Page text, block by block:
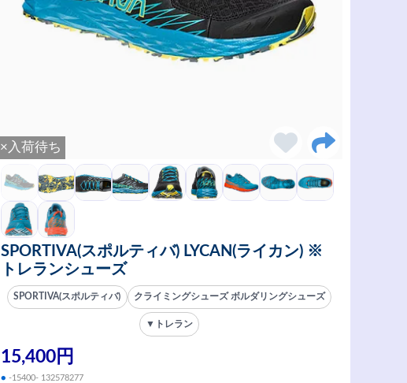
×入荷待ち
SPORTIVA(スポルティバ) LYCAN(ライカン) ※
トレランシューズ
SPORTIVA(スポルティバ) クライミングシューズ ボルダリングシューズ
▼トレラン
15,400円
● -15400- 132578277